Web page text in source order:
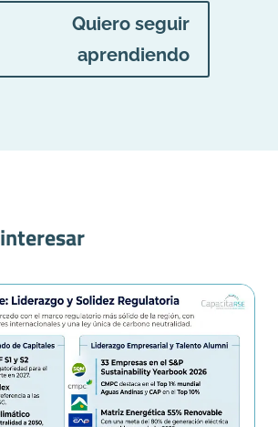
Quiero seguir
aprendiendo
interesar